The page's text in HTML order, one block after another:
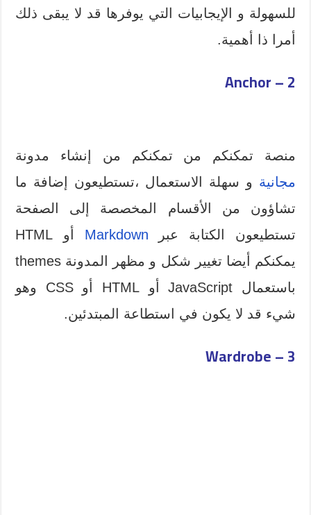
للسهولة و الإيجابيات التي يوفرها قد لا يبقى ذلك
أمرا ذا أهمية.
2 – Anchor
منصة تمكنكم من تمكنكم من إنشاء مدونة
مجانية و سهلة الاستعمال ،تستطيعون إضافة ما
تشاؤون من الأقسام المخصصة إلى الصفحة
تستطيعون الكتابة عبر Markdown
أو HTML
يمكنكم أيضا تغيير شكل و مظهر المدونة themes
باستعمال JavaScript أو HTML أو CSS وهو
شيء قد لا يكون في استطاعة المبتدئين.
3 – Wardrobe